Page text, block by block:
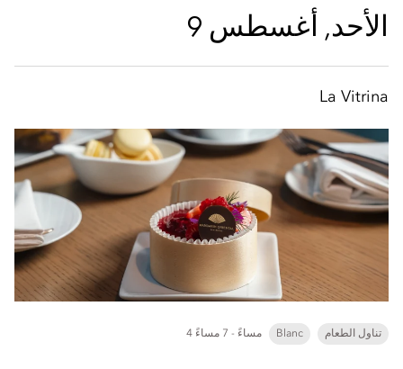
الأحد, أغسطس 9
La Vitrina
تناول الطعام Blanc 4 مساءً - 7 مساءً